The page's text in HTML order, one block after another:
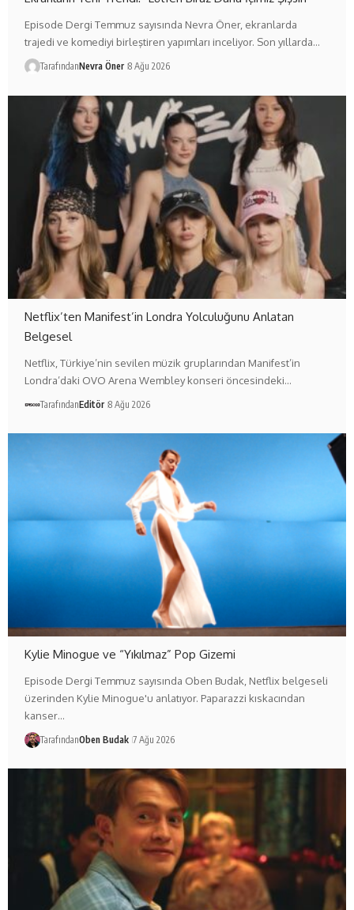
Episode Dergi Temmuz sayısında Nevra Öner, ekranlarda
trajedi ve komediyi birleştiren yapımları inceliyor. Son yıllarda…
TarafındanNevra Öner 8 Ağu 2026
Netflix’ten Manifest’in Londra Yolculuğunu Anlatan
Belgesel
Netflix, Türkiye’nin sevilen müzik gruplarından Manifest’in
Londra’daki OVO Arena Wembley konseri öncesindeki…
TarafındanEditör 8 Ağu 2026
Kylie Minogue ve “Yıkılmaz” Pop Gizemi
Episode Dergi Temmuz sayısında Oben Budak, Netflix belgeseli
üzerinden Kylie Minogue'u anlatıyor. Paparazzi kıskacından
kanser…
TarafındanOben Budak 7 Ağu 2026